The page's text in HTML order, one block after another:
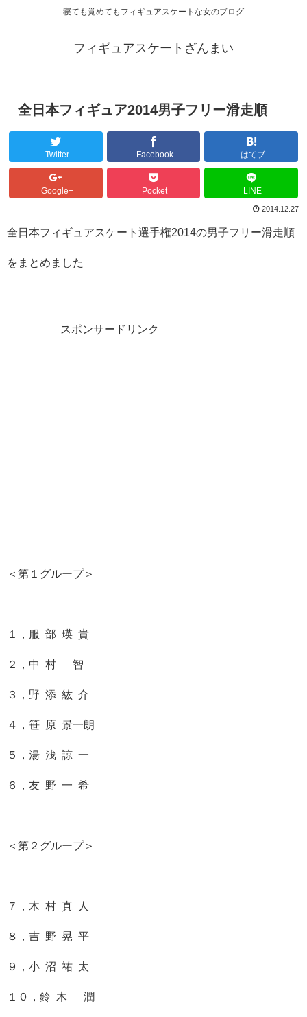
寝ても覚めてもフィギュアスケートな女のブログ
フィギュアスケートざんまい
全日本フィギュア2014男子フリー滑走順
Twitter Facebook はてブ
Google+ Pocket LINE
2014.12.27
全日本フィギュアスケート選手権2014の男子フリー滑走順
をまとめました
スポンサードリンク
＜第１グループ＞
１，服 部 瑛 貴
２，中 村 智
３，野 添 紘 介
４，笹 原 景一朗
５，湯 浅 諒 一
６，友 野 一 希
＜第２グループ＞
７，木 村 真 人
８，吉 野 晃 平
９，小 沼 祐 太
１０，鈴 木 潤